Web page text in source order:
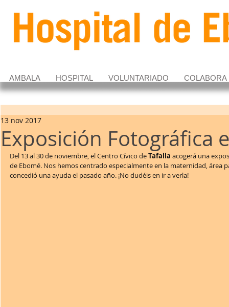
AMBALA HOSPITAL VOLUNTARIADO COLABORA
Exposición Fotográfica
13 nov 2017
Del 13 al 30 de noviembre, el Centro Cívico de Tafalla acogerá una
de Ebomé. Nos hemos centrado especialmente en la maternidad, área
concedió una ayuda el pasado año. ¡No dudéis en ir a verla!